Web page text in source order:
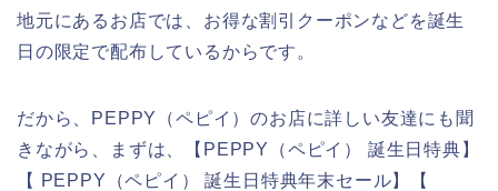
地元にあるお店では、お得な割引クーポンなどを誕生
日の限定で配布しているからです。
だから、PEPPY（ペピイ）のお店に詳しい友達にも聞
きながら、まずは、【PEPPY（ペピイ） 誕生日特典】
【 PEPPY（ペピイ） 誕生日特典年末セール】【